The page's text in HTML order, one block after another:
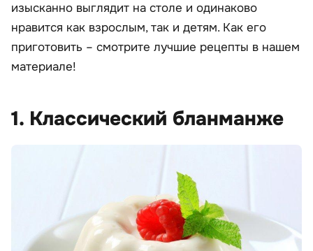
изысканно выглядит на столе и одинаково
нравится как взрослым, так и детям. Как его
приготовить – смотрите лучшие рецепты в нашем
материале!
1. Классический бланманже